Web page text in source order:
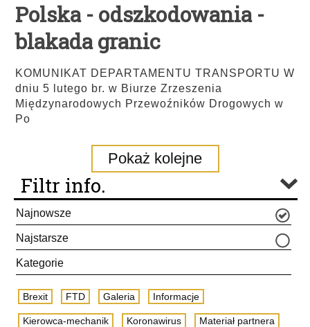
Polska - odszkodowania -
blakada granic
KOMUNIKAT DEPARTAMENTU TRANSPORTU W
dniu 5 lutego br. w Biurze Zrzeszenia
Międzynarodowych Przewoźników Drogowych w
Po
Pokaż kolejne
Filtr info.
Najnowsze
Najstarsze
Kategorie
Brexit FTD Galeria Informacje
Kierowca-mechanik Koronawirus Materiał partnera